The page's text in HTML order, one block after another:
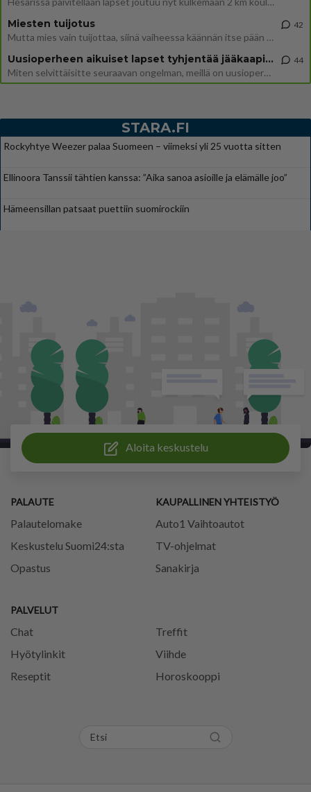
Miesten tuijotus
Mutta mies vain tuijottaa, siinä vaiheessa käännän itse pään pois. Mikä juttu? Yleensä jos joku tuijottaa tai katsoo, hä
42
Uusioperheen aikuiset lapset tyhjentää jääkaapin käydessään
Miten selvittäisitte seuraavan ongelman, meillä on uusioperhe, minulla teini-ikäiset lapset ja puolisolla aikuiset, jotk
44
STARA.FI
Rockyhtye Weezer palaa Suomeen – viimeksi yli 25 vuotta sitten
Ellinoora Tanssii tähtien kanssa: ”Aika sanoa asioille ja elämälle joo”
Hämeensillan patsaat puettiin suomirockiin
Aloita keskustelu
PALAUTE
Palautelomake
Keskustelu Suomi24:sta
Opastus
PALVELUT
Chat
Treffit
Hyötylinkit
Viihde
Reseptit
Horoskooppi
KAUPALLINEN YHTEISTYÖ
Auto1 Vaihtoautot
TV-ohjelmat
Sanakirja